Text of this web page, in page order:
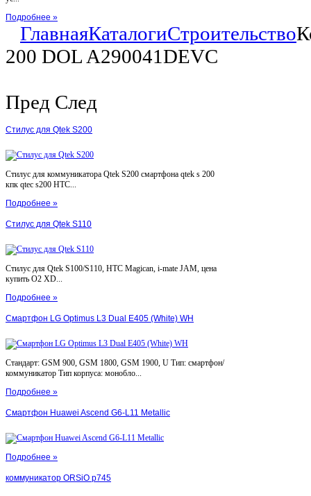
Подробнее »
ГлавнаяКаталогиСтроительство
200 DOL A290041DEVC
Пред След
Стилус для Qtek S200
Стилус для коммуникатора Qtek S200 смартфона qtek s 200
кпк qtec s200 HTC...
Подробнее »
Стилус для Qtek S110
Стилус для Qtek S100/S110, HTC Magican, i-mate JAM, цена
купить O2 XD...
Подробнее »
Смартфон LG Optimus L3 Dual E405 (White) WH
Стандарт: GSM 900, GSM 1800, GSM 1900, U Тип: смартфон/
коммуникатор Тип корпуса: монобло...
Подробнее »
Смартфон Huawei Ascend G6-L11 Metallic
Подробнее »
коммуникатор ORSiO p745